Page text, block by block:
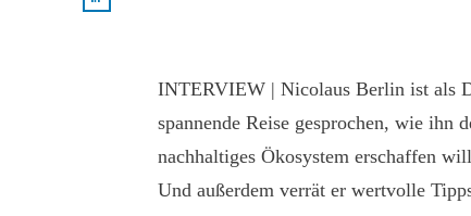
INTERVIEW | Nicolaus Berlin ist als
spannende Reise gesprochen, wie
nachhaltiges Ökosystem erschaffen
Und außerdem verrät er wertvolle